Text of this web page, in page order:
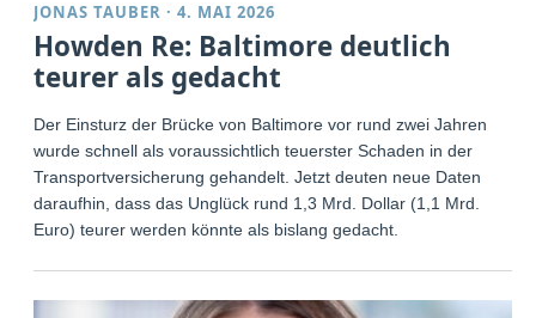
JONAS TAUBER ·4. MAI 2026
Howden Re: Baltimore deutlich
teurer als gedacht
Der Einsturz der Brücke von Baltimore vor rund zwei Jahren
wurde schnell als voraussichtlich teuerster Schaden in der
Transportversicherung gehandelt. Jetzt deuten neue Daten
daraufhin, dass das Unglück rund 1,3 Mrd. Dollar (1,1 Mrd.
Euro) teurer werden könnte als bislang gedacht.